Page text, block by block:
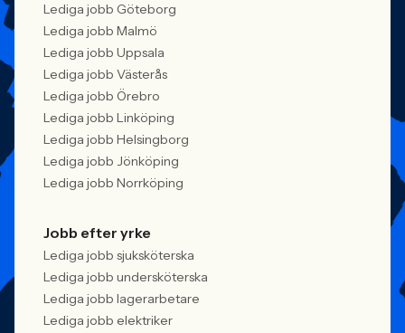
Lediga jobb Göteborg
Lediga jobb Malmö
Lediga jobb Uppsala
Lediga jobb Västerås
Lediga jobb Örebro
Lediga jobb Linköping
Lediga jobb Helsingborg
Lediga jobb Jönköping
Lediga jobb Norrköping
Jobb efter yrke
Lediga jobb sjuksköterska
Lediga jobb undersköterska
Lediga jobb lagerarbetare
Lediga jobb elektriker